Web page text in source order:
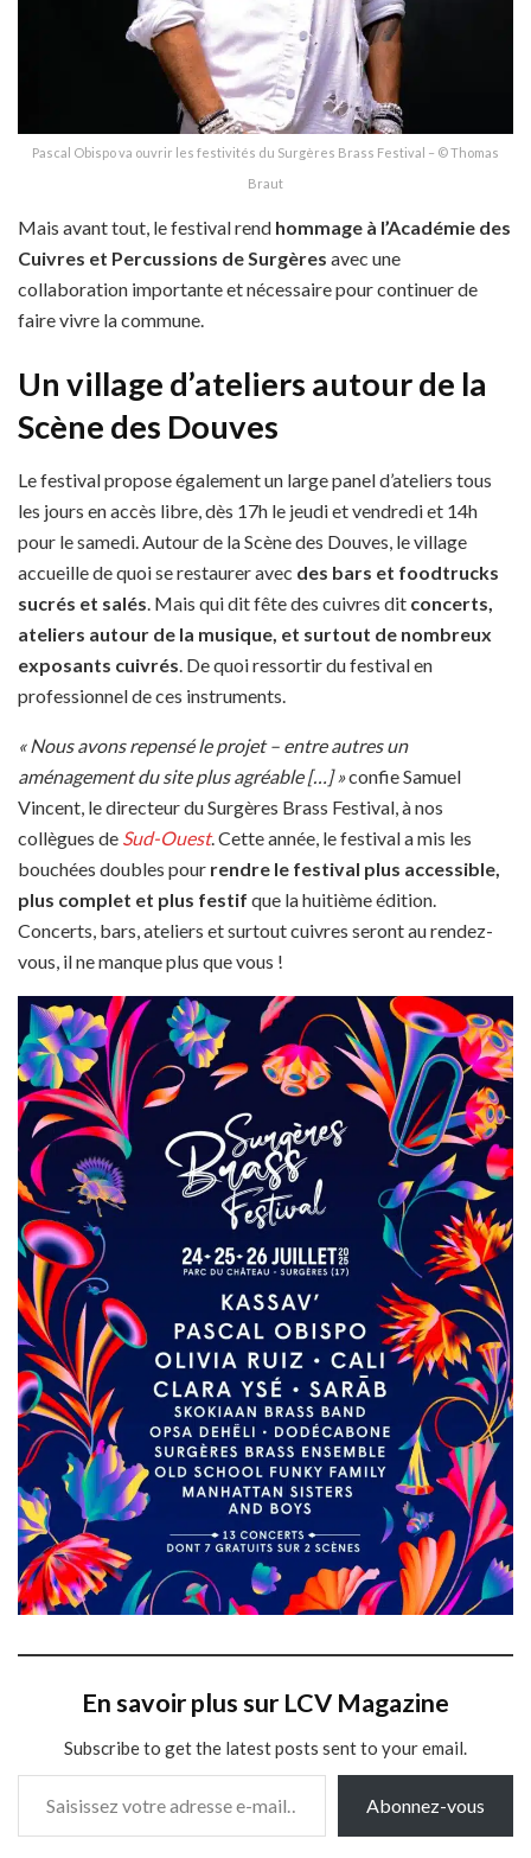
Pascal Obispo va ouvrir les festivités du Surgères Brass Festival – © Thomas
Braut
Mais avant tout, le festival rend hommage à l’Académie des
Cuivres et Percussions de Surgères avec une
collaboration importante et nécessaire pour continuer de
faire vivre la commune.
Un village d’ateliers autour de la
Scène des Douves
Le festival propose également un large panel d’ateliers tous
les jours en accès libre, dès 17h le jeudi et vendredi et 14h
pour le samedi. Autour de la Scène des Douves, le village
accueille de quoi se restaurer avec des bars et foodtrucks
sucrés et salés . Mais qui dit fête des cuivres dit concerts,
ateliers autour de la musique, et surtout de nombreux
exposants cuivrés . De quoi ressortir du festival en
professionnel de ces instruments.
« Nous avons repensé le projet – entre autres un
aménagement du site plus agréable […] »confie Samuel
Vincent, le directeur du Surgères Brass Festival, à nos
collègues de Sud-Ouest. Cette année, le festival a mis les
bouchées doubles pour rendre le festival plus accessible,
plus complet et plus festif que la huitième édition.
Concerts, bars, ateliers et surtout cuivres seront au rendez-
vous, il ne manque plus que vous !
En savoir plus sur LCV Magazine
Subscribe to get the latest posts sent to your email.
Saisissez votre adresse e-mail…
Abonnez-vous